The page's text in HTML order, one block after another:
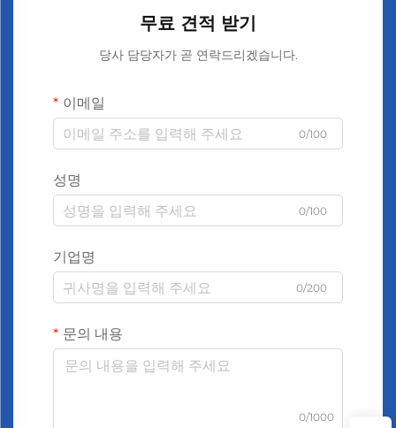
무료 견적 받기
당사 담당자가 곧 연락드리겠습니다.
이메일
0/100
성명
0/100
기업명
0/200
문의 내용
0/1000